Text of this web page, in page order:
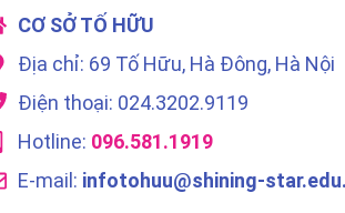
CƠ SỞ TỐ HỮU
Địa chỉ: 69 Tố Hữu, Hà Đông, Hà Nội
Điện thoại: 024.3202.9119
Hotline: 096.581.1919
E-mail: infotohuu@shining-